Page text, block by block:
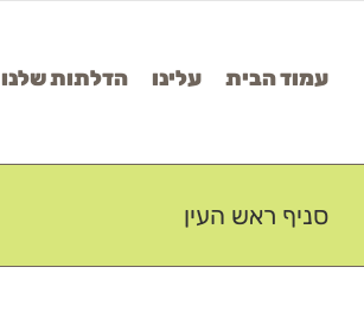
content
עמוד הבית עלינו הדלתות שלנו
סניף ראש העין